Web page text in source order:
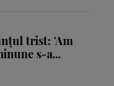
trist: 'Am
s-a...